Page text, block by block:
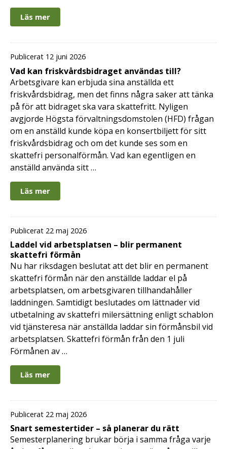
Läs mer
Publicerat 12 juni 2026
Vad kan friskvårdsbidraget användas till?
Arbetsgivare kan erbjuda sina anställda ett
friskvårdsbidrag, men det finns några saker att tänka
på för att bidraget ska vara skattefritt. Nyligen
avgjorde Högsta förvaltningsdomstolen (HFD) frågan
om en anställd kunde köpa en konsertbiljett för sitt
friskvårdsbidrag och om det kunde ses som en
skattefri personalförmån. Vad kan egentligen en
anställd använda sitt …
Läs mer
Publicerat 22 maj 2026
Laddel vid arbetsplatsen – blir permanent
skattefri förmån
Nu har riksdagen beslutat att det blir en permanent
skattefri förmån när den anställde laddar el på
arbetsplatsen, om arbetsgivaren tillhandahåller
laddningen. Samtidigt beslutades om lättnader vid
utbetalning av skattefri milersättning enligt schablon
vid tjänsteresa när anställda laddar sin förmånsbil vid
arbetsplatsen. Skattefri förmån från den 1 juli
Förmånen av …
Läs mer
Publicerat 22 maj 2026
Snart semestertider – så planerar du rätt
Semesterplanering brukar börja i samma fråga varje